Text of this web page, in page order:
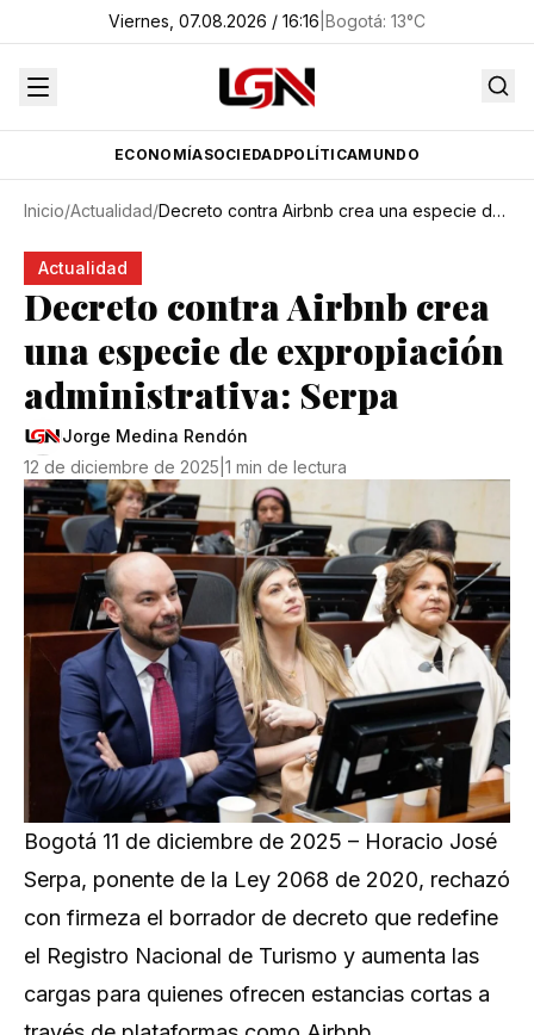
Viernes, 07.08.2026 / 16:16 Bogotá: 13°C
ECONOMÍASOCIEDADPOLÍTICAMUNDO
Inicio/Actualidad/ Decreto contra Airbnb crea una especie de expropiación administrativa: Serpa
Actualidad
Decreto contra Airbnb crea
una especie de expropiación
administrativa: Serpa
Jorge Medina Rendón
12 de diciembre de 2025 1 min de lectura
Bogotá 11 de diciembre de 2025 – Horacio José
Serpa, ponente de la Ley 2068 de 2020, rechazó
con firmeza el borrador de decreto que redefine
el Registro Nacional de Turismo y aumenta las
cargas para quienes ofrecen estancias cortas a